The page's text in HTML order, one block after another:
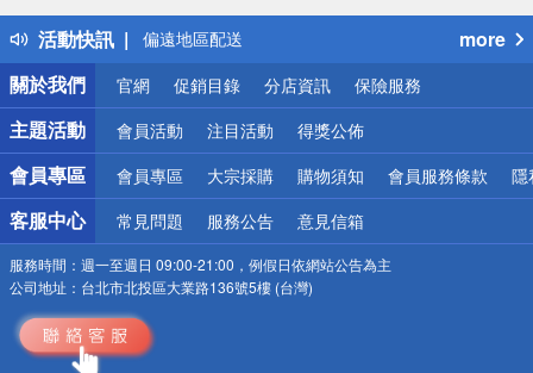
活動快訊
銀行優惠
偏遠地區配送
詐騙網頁！請小心！
more
關於我們
官網 促銷目錄 分店資訊 保險服務
主題活動 會員活動 注目活動 得獎公佈
會員專區 會員專區 大宗採購 購物須知 會員服務條款 隱
客服中心 常見問題 服務公告 意見信箱
服務時間： 週一至週日 09:00-21:00，例假日依網站公告為主
公司地址： 台北市北投區大業路136號5樓 (台灣)